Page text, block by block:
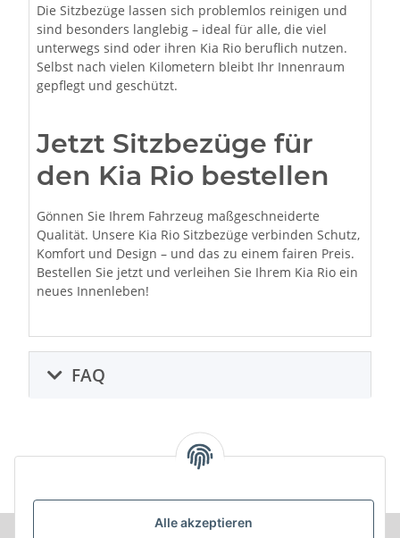
Alle akzeptieren
Die Sitzbezüge lassen sich problemlos reinigen und
sind besonders langlebig – ideal für alle, die viel
unterwegs sind oder ihren Kia Rio beruflich nutzen.
Selbst nach vielen Kilometern bleibt Ihr Innenraum
gepflegt und geschützt.
Jetzt Sitzbezüge für
den Kia Rio bestellen
Gönnen Sie Ihrem Fahrzeug maßgeschneiderte
Qualität. Unsere Kia Rio Sitzbezüge verbinden Schutz,
Komfort und Design – und das zu einem fairen Preis.
Bestellen Sie jetzt und verleihen Sie Ihrem Kia Rio ein
neues Innenleben!
FAQ